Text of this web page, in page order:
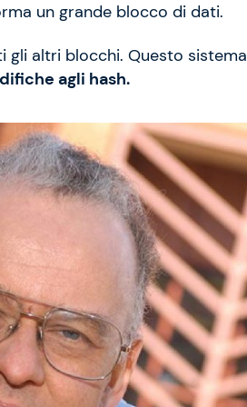
un grande blocco di dati.
gli altri blocchi. Questo sistema
agli hash.